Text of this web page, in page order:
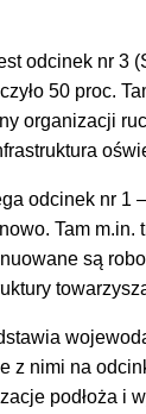
odcinek nr 3
50 proc.
organizacji
odcinek nr 1
Tam
są
z nimi na
podłoża i